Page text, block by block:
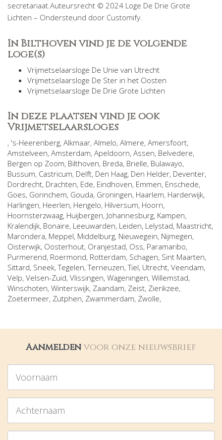
secretariaat.Auteursrecht © 2024 Loge De Drie Grote
Lichten – Ondersteund door Customify.
In Bilthoven vind je de volgende
loge(s)
Vrijmetselaarsloge De Unie van Utrecht
Vrijmetselaarsloge De Ster in het Oosten
Vrijmetselaarsloge De Drie Grote Lichten
In deze plaatsen vind je ook
Vrijmetselaarsloges
, 's-Heerenberg, Alkmaar, Almelo, Almere, Amersfoort,
Amstelveen, Amsterdam, Apeldoorn, Assen, Belvedere,
Bergen op Zoom, Bilthoven, Breda, Brielle, Bulawayo,
Bussum, Castricum, Delft, Den Haag, Den Helder, Deventer,
Dordrecht, Drachten, Ede, Eindhoven, Emmen, Enschede,
Goes, Gorinchem, Gouda, Groningen, Haarlem, Harderwijk,
Harlingen, Heerlen, Hengelo, Hilversum, Hoorn,
Hoornsterzwaag, Huijbergen, Johannesburg, Kampen,
Kralendijk, Bonaire, Leeuwarden, Leiden, Lelystad, Maastricht,
Marondera, Meppel, Middelburg, Nieuwegein, Nijmegen,
Oisterwijk, Oosterhout, Oranjestad, Oss, Paramaribo,
Purmerend, Roermond, Rotterdam, Schagen, Sint Maarten,
Sittard, Sneek,Tegelen,Terneuzen,Tiel, Utrecht, Veendam,
Velp, Velsen-Zuid, Vlissingen, Wageningen, Willemstad,
Winschoten, Winterswijk, Zaandam, Zeist, Zierikzee,
Zoetermeer, Zutphen, Zwammerdam, Zwolle,
Aanmelden voor onze nieuwsbrief
Voornaam
Achternaam
Emailadres